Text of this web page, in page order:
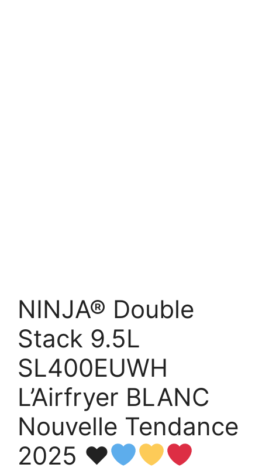
NINJA® Double
Stack 9.5L
SL400EUWH
L’Airfryer BLANC
Nouvelle Tendance
2025 ♥️